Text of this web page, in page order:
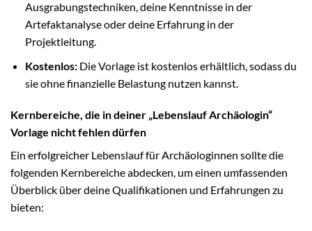
Ausgrabungstechniken, deine Kenntnisse in der
Artefaktanalyse oder deine Erfahrung in der
Projektleitung.
Kostenlos:Die Vorlage ist kostenlos erhältlich, sodass du
sie ohne finanzielle Belastung nutzen kannst.
Kernbereiche, die in deiner „Lebenslauf Archäologin“
Vorlage nicht fehlen dürfen
Ein erfolgreicher Lebenslauf für Archäologinnen sollte die
folgenden Kernbereiche abdecken, um einen umfassenden
Überblick über deine Qualifikationen und Erfahrungen zu
bieten: